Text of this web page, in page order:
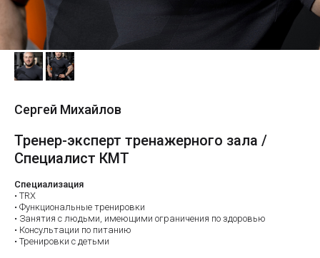
Сергей Михайлов
Тренер-эксперт тренажерного зала /
Специалист КМТ
Специализация
• TRX
• Функциональные тренировки
• Занятия с людьми, имеющими ограничения по здоровью
• Консультации по питанию
• Тренировки с детьми